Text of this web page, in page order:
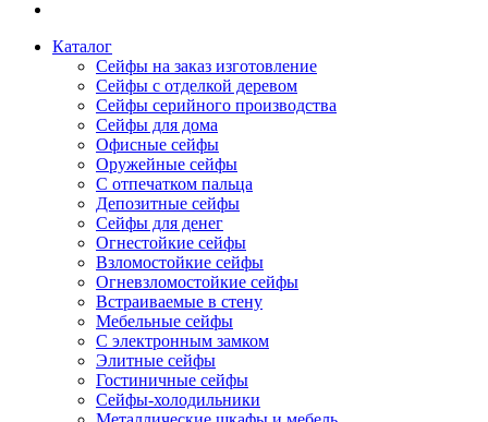
Каталог
Сейфы на заказ изготовление
Сейфы с отделкой деревом
Сейфы серийного производства
Сейфы для дома
Офисные сейфы
Оружейные сейфы
С отпечатком пальца
Депозитные сейфы
Сейфы для денег
Огнестойкие сейфы
Взломостойкие сейфы
Огневзломостойкие сейфы
Встраиваемые в стену
Мебельные сейфы
С электронным замком
Элитные сейфы
Гостиничные сейфы
Сейфы-холодильники